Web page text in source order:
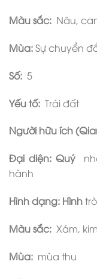
Màu sắc: Nâu,
Mùa:Sự chuyển
Số: 5
Yếu tố: Trái đất
Người hữu ích
Đại diện: Quý
hành
Hình dạng: Hình
Màu sắc: Xám,
Mùa: mùa thu